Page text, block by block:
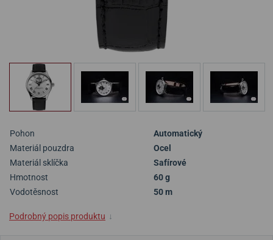
Pohon
Automatický
Materiál pouzdra
Ocel
Materiál sklíčka
Safírové
Hmotnost
60 g
Vodotěsnost
50 m
Podrobný popis produktu ↓